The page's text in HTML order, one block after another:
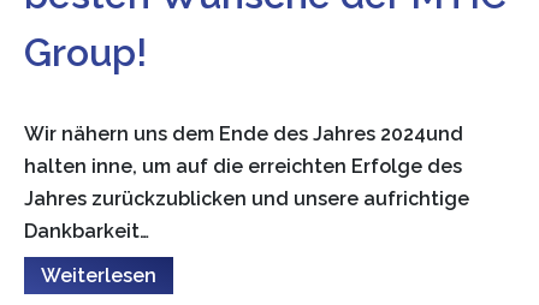
Group!
Wir nähern uns dem Ende des Jahres 2024und
halten inne, um auf die erreichten Erfolge des
Jahres zurückzublicken und unsere aufrichtige
Dankbarkeit…
Weiterlesen